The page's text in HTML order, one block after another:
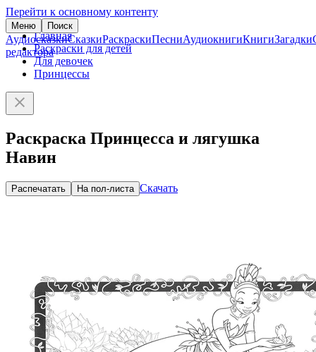
Перейти к основному контенту
Меню Поиск
АудиосказкиСказкиРаскраскиПесниАудиокнигиКнигиЗагадки
редактора
Главная
Раскраски для детей
Для девочек
Принцессы
Раскраска Принцесса и лягушка
Навин
Распечатать На пол-листа Скачать